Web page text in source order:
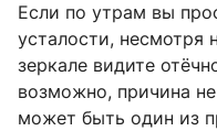
Если по утрам вы
усталости, несмотря
зеркале видите
возможно, причина
может быть один из